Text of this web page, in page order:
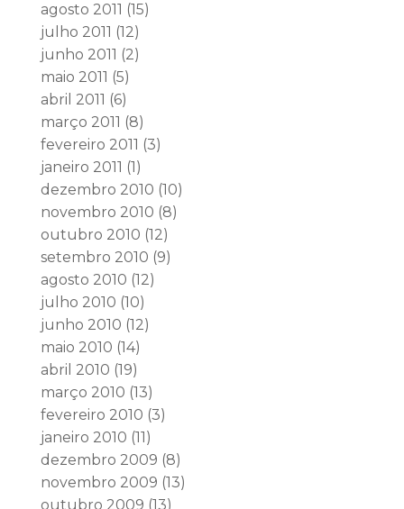
agosto 2011 (15)
julho 2011 (12)
junho 2011 (2)
maio 2011 (5)
abril 2011 (6)
março 2011 (8)
fevereiro 2011 (3)
janeiro 2011 (1)
dezembro 2010 (10)
novembro 2010 (8)
outubro 2010 (12)
setembro 2010 (9)
agosto 2010 (12)
julho 2010 (10)
junho 2010 (12)
maio 2010 (14)
abril 2010 (19)
março 2010 (13)
fevereiro 2010 (3)
janeiro 2010 (11)
dezembro 2009 (8)
novembro 2009 (13)
outubro 2009 (13)